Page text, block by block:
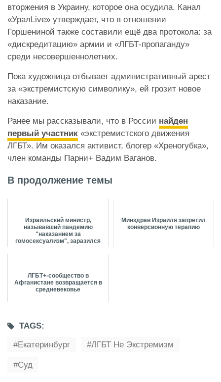
вторжения в Украину, которое она осудила. Канал
«УралLive» утверждает, что в отношении
Горшениной также составили ещё два протокола: за
«дискредитацию» армии и «ЛГБТ-пропаганду»
среди несовершеннолетних.
Пока художница отбывает административный арест
за «экстремистскую символику», ей грозит новое
наказание.
Ранее мы рассказывали, что в России найден
первый участник «экстремистского движения
ЛГБТ». Им оказался активист, блогер «Хреногубка»,
член команды Парни+ Вадим Ваганов.
В продолжение темы
Израильский министр,
называвший пандемию
"наказанием за
гомосексуализм", заразился
Минздрав Израиля запретил
конверсионную терапию
ЛГБТ+-сообщество в
Афганистане возвращается в
средневековье
TAGS:
Екатеринбург
ЛГБТ Не Экстремизм
Суд